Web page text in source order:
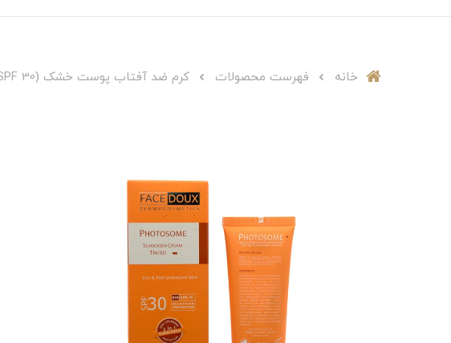
خانه فهرست محصولات کرم ضد آفتاب پوست خشک (SPF 30) بژ متوسط فیس دوکس